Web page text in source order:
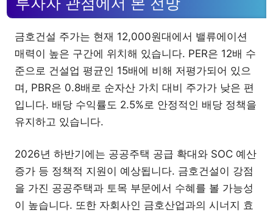
금호건설 주가는 현재 12,000원대에서 밸류에이션
매력이 높은 구간에 위치해 있습니다. PER은 12배 수
준으로 건설업 평균인 15배에 비해 저평가되어 있으
며, PBR은 0.8배로 순자산 가치 대비 주가가 낮은 편
입니다. 배당 수익률도 2.5%로 안정적인 배당 정책을
유지하고 있습니다.
2026년 하반기에는 공공주택 공급 확대와 SOC 예산
증가 등 정책적 지원이 예상됩니다. 금호건설이 강점
을 가진 공공주택과 토목 부문에서 수혜를 볼 가능성
이 높습니다. 또한 자회사인 금호산업과의 시너지 효